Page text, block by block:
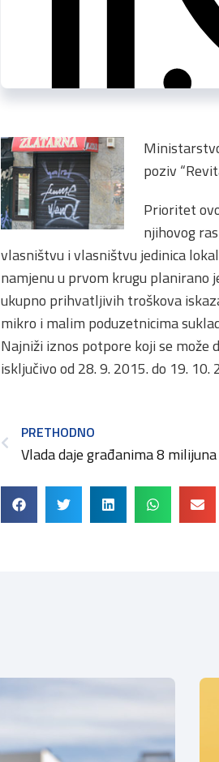
poziv
Prioritet
njihovog
vlasništvu i vlasništvu jedinica
namjenu u prvom krugu planirano
ukupno prihvatljivih troškova
mikro i malim poduzetnicima
Najniži iznos potpore koji se može
isključivo od 28. 9. 2015. do 19. 10.
PRETHODNO